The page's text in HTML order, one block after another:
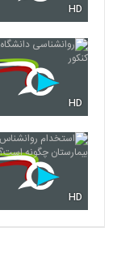
HD
HD
HD